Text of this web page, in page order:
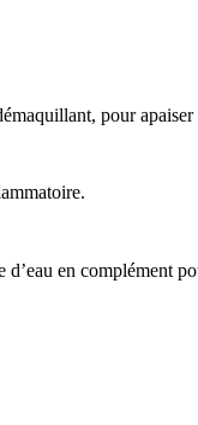
pour apaiser
d’eau en complément